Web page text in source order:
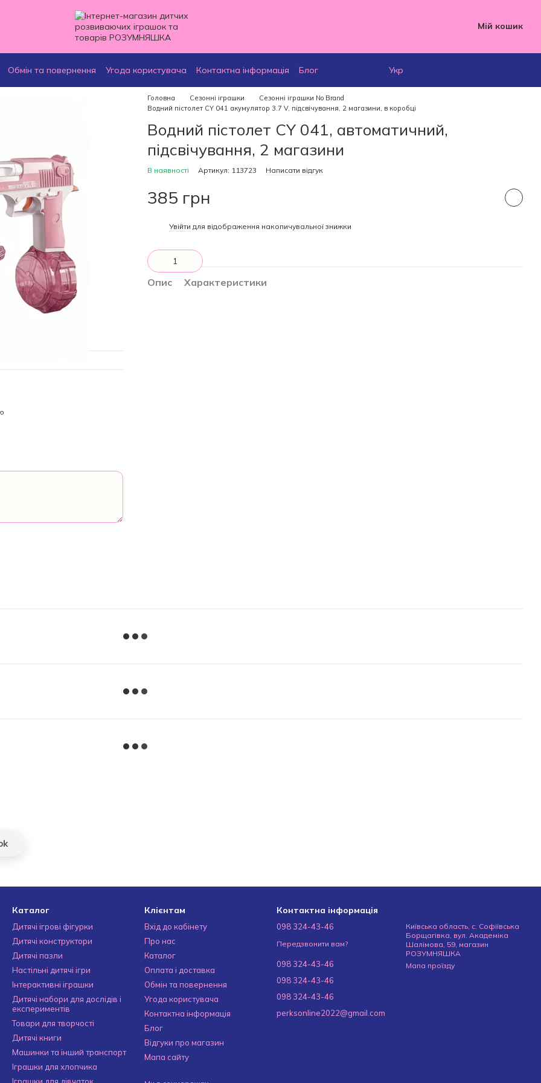
Мій кошик
Обмін та повернення Угода користувача Контактна інформація
Блог
Укр
Головна Сезонні іграшки
Сезонні іграшки No Brand
Водний пістолет CY 041 акумулятор 3.7 V, підсвічування, 2 магазини, в коробці
Водний пістолет CY 041, автоматичний,
підсвічування, 2 магазини
В наявності Артикул: 113723 Написати відгук
385 грн
Увійти для відображення накопичувальної знижки
Опис Характеристики
Каталог
Дитячі ігрові фігурки
Дитячі конструктори
Дитячі пазли
Настільні дитячі ігри
Інтерактивні іграшки
Дитячі набори для дослідів і
експериментів
Товари для творчості
Дитячі книги
Машинки та інший транспорт
Іграшки для хлопчика
Клієнтам
Вхід до кабінету
Про нас
Каталог
Оплата і доставка
Обмін та повернення
Угода користувача
Контактна інформація
Блог
Відгуки про магазин
Мапа сайту
Контактна інформація
098 324-43-46
Передзвонити вам?
098 324-43-46
098 324-43-46
098 324-43-46
perksonline2022@gmail.com
Київська область, с. Софіївська
Борщагівка, вул. Академіка
Шалімова, 59, магазин
РОЗУМНЯШКА
Мапа проїзду